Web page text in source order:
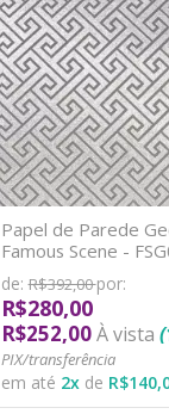
Papel de Parede
Famous Scene -
TNT
de: R$392,00por:
R$280,00
R$252,00 À vista
PIX/transferência
em até 2xde